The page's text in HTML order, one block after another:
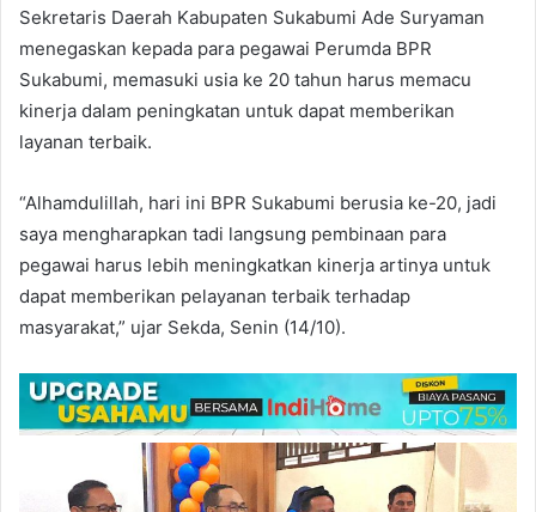
Sekretaris Daerah Kabupaten Sukabumi Ade Suryaman
menegaskan kepada para pegawai Perumda BPR
Sukabumi, memasuki usia ke 20 tahun harus memacu
kinerja dalam peningkatan untuk dapat memberikan
layanan terbaik.
“Alhamdulillah, hari ini BPR Sukabumi berusia ke-20, jadi
saya mengharapkan tadi langsung pembinaan para
pegawai harus lebih meningkatkan kinerja artinya untuk
dapat memberikan pelayanan terbaik terhadap
masyarakat,” ujar Sekda, Senin (14/10).